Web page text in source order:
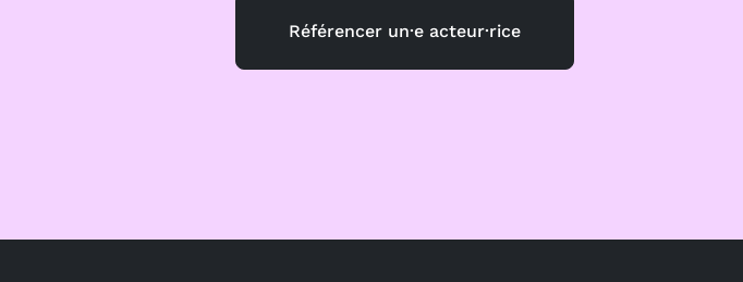
Référencer un·e acteur·rice